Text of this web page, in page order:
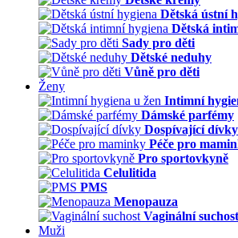
Dětská ústní
Dětská
Sady pro děti
Dětské neduhy
Vůně pro děti
Ženy
Intimní
Dámské parfémy
Dospívající dívky
Péče pro
Pro sportovkyně
Celulitida
PMS
Menopauza
Vaginální suchost
Muži